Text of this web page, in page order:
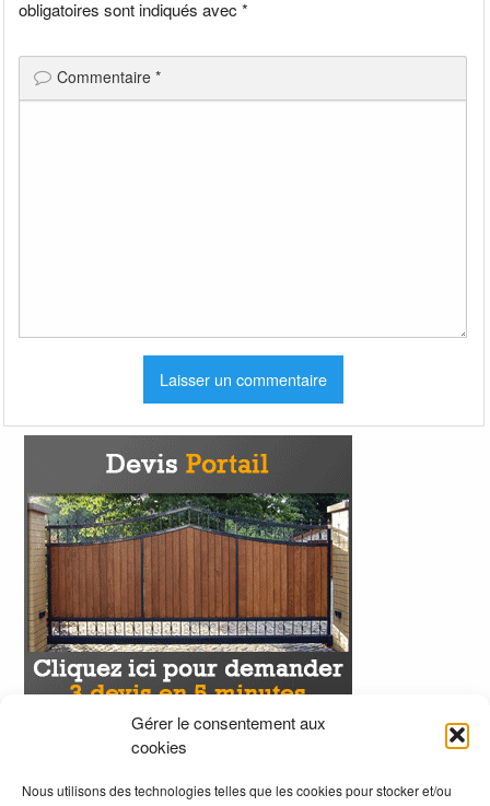
Gérer le consentement aux
cookies
Nous utilisons des technologies telles que les cookies pour stocker et/ou
obligatoires sont indiqués avec*
Commentaire*